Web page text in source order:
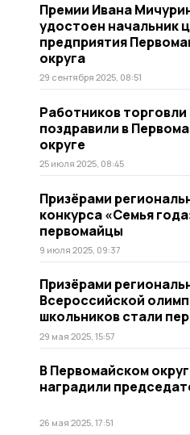
Премии Ивана
удостоен начальник
предприятия
округа
29 сентября 2025, 08:51
Работников торговли
поздравили в
округе
25 июля 2025, 08:45
Призёрами
конкурса «Семья
первомайцы
9 июля 2025, 09:37
Призёрами
Всероссийской
школьников стали
29 мая 2025, 15:57
В Первомайском
наградили
26 мая 2025, 17:51